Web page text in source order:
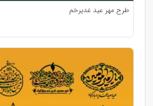
طرح مهر عید غدیرخم